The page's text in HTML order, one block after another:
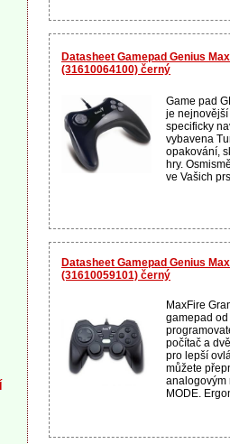
Datasheet Gamepad Genius
(31610064100) černý
Game pad
je
specificky
vybavena
opakování,
hry.
ve Vašich
Datasheet Gamepad Genius
(31610059101) černý
MaxFire
gamepad
počítač a
pro lepší
můžete
analogovým
MODE.